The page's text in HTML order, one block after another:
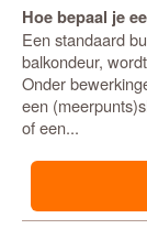
Hoe bepaal je
Een standaard
balkondeur,
Onder
een
of een...